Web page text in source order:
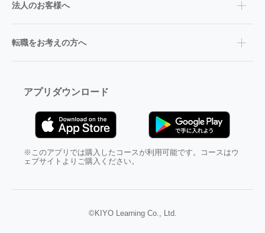
法人のお客様へ
転職をお考えの方へ
アプリダウンロード
※このアプリでは購入したコースが利用可能です。コースはウ
ェブサイトよりご購入ください。
©KIYO Learning Co., Ltd.